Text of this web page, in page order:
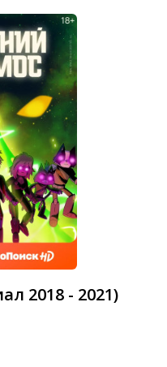
2018 - 2021)